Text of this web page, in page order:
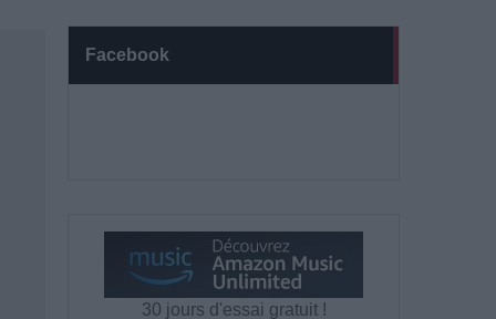
Facebook
30 jours d'essai gratuit !